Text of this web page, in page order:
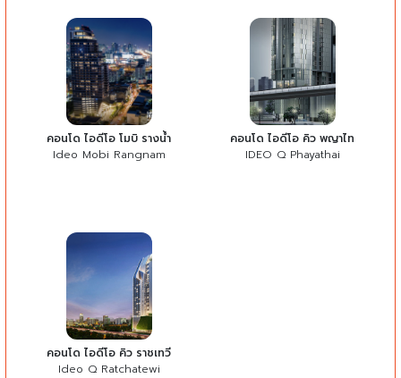
คอนโด ไอดีโอ โมบิ รางน้ำ
Ideo Mobi Rangnam
คอนโด ไอดีโอ คิว พญาไท
IDEO Q Phayathai
คอนโด ไอดีโอ คิว ราชเทวี
Ideo Q Ratchatewi